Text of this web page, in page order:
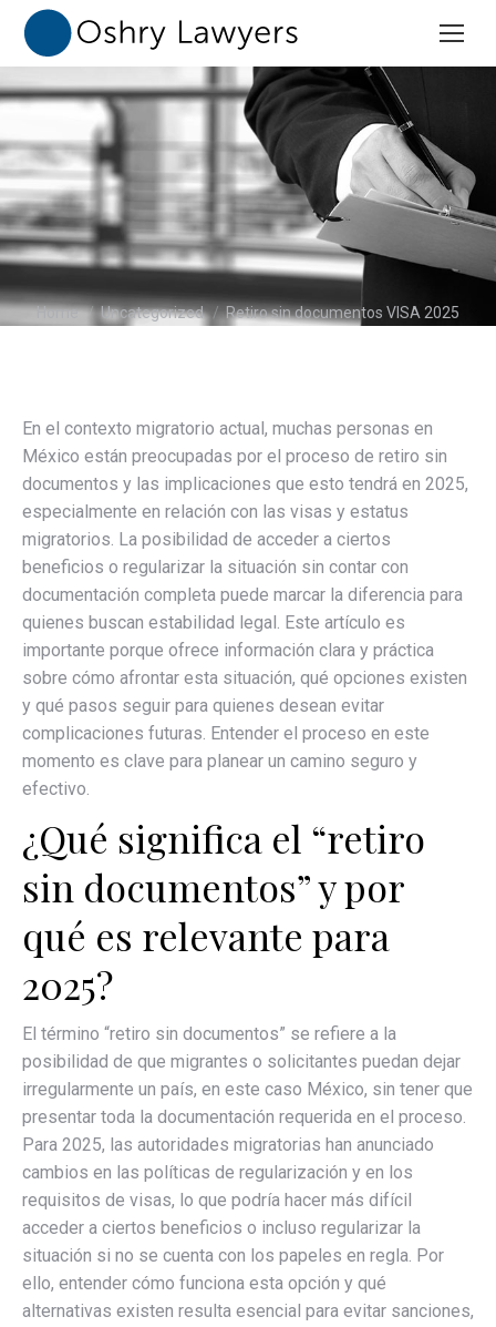
You are here:
Home Uncategorized Retiro sin documentos VISA 2025
En el contexto migratorio actual, muchas personas en
México están preocupadas por el proceso de retiro sin
documentos y las implicaciones que esto tendrá en 2025,
especialmente en relación con las visas y estatus
migratorios. La posibilidad de acceder a ciertos
beneficios o regularizar la situación sin contar con
documentación completa puede marcar la diferencia para
quienes buscan estabilidad legal. Este artículo es
importante porque ofrece información clara y práctica
sobre cómo afrontar esta situación, qué opciones existen
y qué pasos seguir para quienes desean evitar
complicaciones futuras. Entender el proceso en este
momento es clave para planear un camino seguro y
efectivo.
¿Qué significa el “retiro
sin documentos” y por
qué es relevante para
2025?
El término “retiro sin documentos” se refiere a la
posibilidad de que migrantes o solicitantes puedan dejar
irregularmente un país, en este caso México, sin tener que
presentar toda la documentación requerida en el proceso.
Para 2025, las autoridades migratorias han anunciado
cambios en las políticas de regularización y en los
requisitos de visas, lo que podría hacer más difícil
acceder a ciertos beneficios o incluso regularizar la
situación si no se cuenta con los papeles en regla. Por
ello, entender cómo funciona esta opción y qué
alternativas existen resulta esencial para evitar sanciones,